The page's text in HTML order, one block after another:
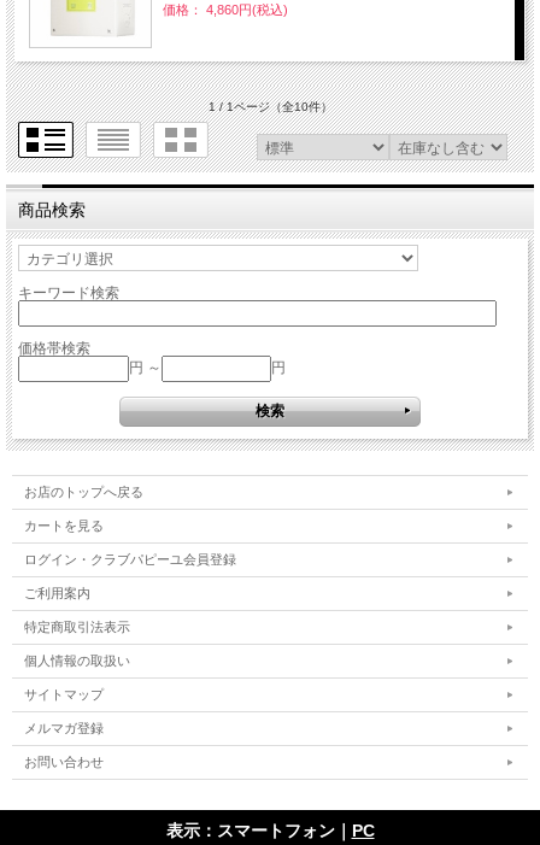
価格： 4,860円(税込)
1 / 1ページ（全10件）
商品検索
キーワード検索
価格帯検索
円 ～
円
お店のトップへ戻る
カートを見る
ログイン・クラブパピーユ会員登録
ご利用案内
特定商取引法表示
個人情報の取扱い
サイトマップ
メルマガ登録
お問い合わせ
表示：スマートフォン｜ PC